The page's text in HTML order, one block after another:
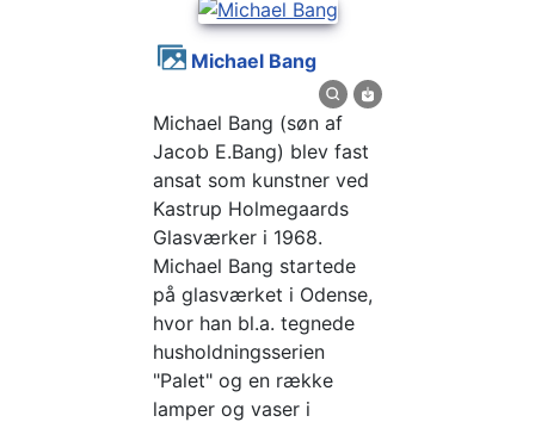
Michael Bang
Michael Bang (søn af
Jacob E.Bang) blev fast
ansat som kunstner ved
Kastrup Holmegaards
Glasværker i 1968.
Michael Bang startede
på glasværket i Odense,
hvor han bl.a. tegnede
husholdningsserien
"Palet" og en række
lamper og vaser i